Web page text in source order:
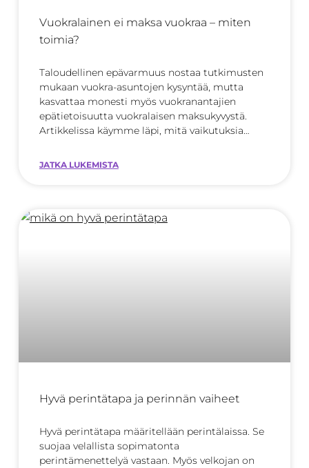
Vuokralainen ei maksa vuokraa – miten
toimia?
Taloudellinen epävarmuus nostaa tutkimusten
mukaan vuokra-asuntojen kysyntää, mutta
kasvattaa monesti myös vuokranantajien
epätietoisuutta vuokralaisen maksukyvystä.
Artikkelissa käymme läpi, mitä vaikutuksia
JATKA LUKEMISTA
Hyvä perintätapa ja perinnän vaiheet
Hyvä perintätapa määritellään perintälaissa. Se
suojaa velallista sopimatonta
perintämenettelyä vastaan. Myös velkojan on